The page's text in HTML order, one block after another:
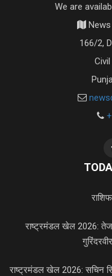
We are
166/2,
राष्ट्रमंडल खेल 2026:
राष्ट्रमंडल खेल 2026: सचिन